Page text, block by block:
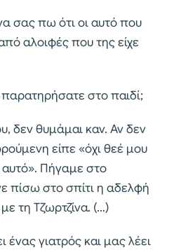
σας πω ότι οι αυτό που
αλοιφές που της είχε
στο παιδί;
δεν θυμάμαι καν. Αν δεν
είπε «όχι θεέ μου
αυτό». Πήγαμε στο
πίσω στο σπίτι η αδελφή
τη Τζωρτζίνα. (…)
ένας γιατρός και μας λέει